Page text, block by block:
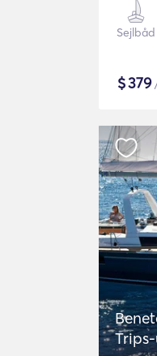
Sejlbåd
$379/